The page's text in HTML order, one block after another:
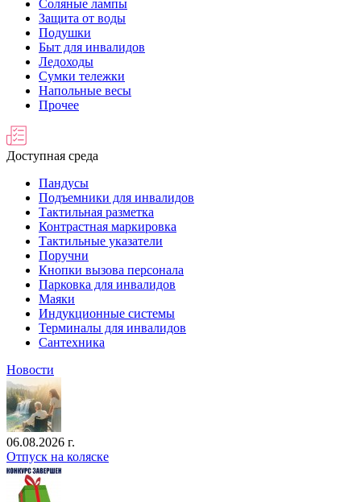
Соляные лампы
Защита от воды
Подушки
Быт для инвалидов
Ледоходы
Сумки тележки
Напольные весы
Прочее
Доступная среда
Пандусы
Подъемники для инвалидов
Тактильная разметка
Контрастная маркировка
Тактильные указатели
Поручни
Кнопки вызова персонала
Парковка для инвалидов
Маяки
Индукционные системы
Терминалы для инвалидов
Сантехника
Новости
06.08.2026 г.
Отпуск на коляске